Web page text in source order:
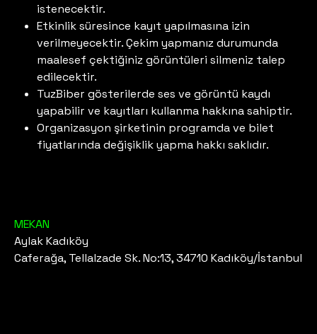
istenecektir.
Etkinlik süresince kayıt yapılmasına izin
verilmeyecektir. Çekim yapmanız durumunda
maalesef çektiğiniz görüntüleri silmeniz talep
edilecektir.
TuzBiber gösterilerde ses ve görüntü kaydı
yapabilir ve kayıtları kullanma hakkına sahiptir.
Organizasyon şirketinin programda ve bilet
fiyatlarında değişiklik yapma hakkı saklıdır.
MEKAN
Aylak Kadıköy
Caferağa, Tellalzade Sk. No:13, 34710 Kadıköy/İstanbul